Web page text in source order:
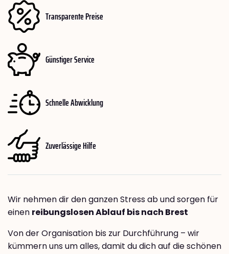
Transparente Preise
Günstiger Service
Schnelle Abwicklung
Zuverlässige Hilfe
Wir nehmen dir den ganzen Stress ab und sorgen für
einen reibungslosen Ablauf bis nach Brest
Von der Organisation bis zur Durchführung – wir
kümmern uns um alles, damit du dich auf die schönen